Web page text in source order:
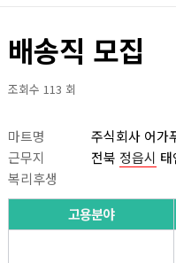
배송직 모집
조회수 113 회
마트명 주식회사 어가
근무지
전북 정읍시
복리후생
고용분야